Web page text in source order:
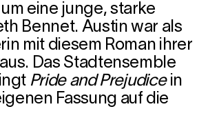
eine junge, starke
Bennet. Austin war als
mit diesem Roman ihrer
Das Stadtensemble
Pride and Prejudicein
Fassung auf die